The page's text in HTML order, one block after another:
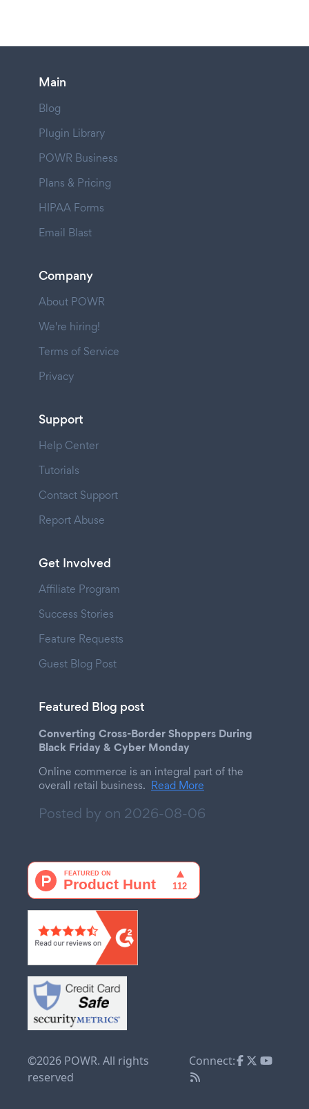
Main
Blog
Plugin Library
POWR Business
Plans & Pricing
HIPAA Forms
Email Blast
Company
About POWR
We're hiring!
Terms of Service
Privacy
Support
Help Center
Tutorials
Contact Support
Report Abuse
Get Involved
Affiliate Program
Success Stories
Feature Requests
Guest Blog Post
Featured Blog post
Converting Cross-Border Shoppers During
Black Friday & Cyber Monday
Online commerce is an integral part of the
overall retail business. Read More
Posted by on 2026-08-06
©2026 POWR. All rights
reserved
Connect: